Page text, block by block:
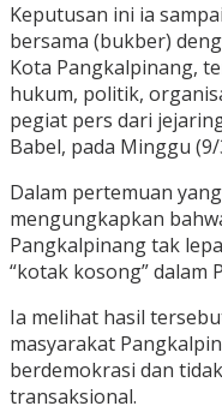
Keputusan ini ia
bersama (bukber)
Kota Pangkalpinang,
hukum, politik,
pegiat pers dari
Babel, pada Minggu
Dalam pertemuan
mengungkapkan
Pangkalpinang tak
“kotak kosong” dalam
Ia melihat hasil
masyarakat
berdemokrasi dan
transaksional.